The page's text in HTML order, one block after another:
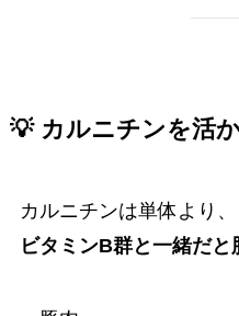
💡 カルニチンを活
カルニチンは単体より、
ビタミンB群と一緒だ